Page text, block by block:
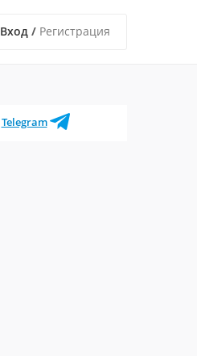
Вход / Регистрация
Telegram